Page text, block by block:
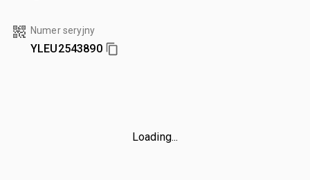
Numer seryjny
YLEU2543890
Loading...